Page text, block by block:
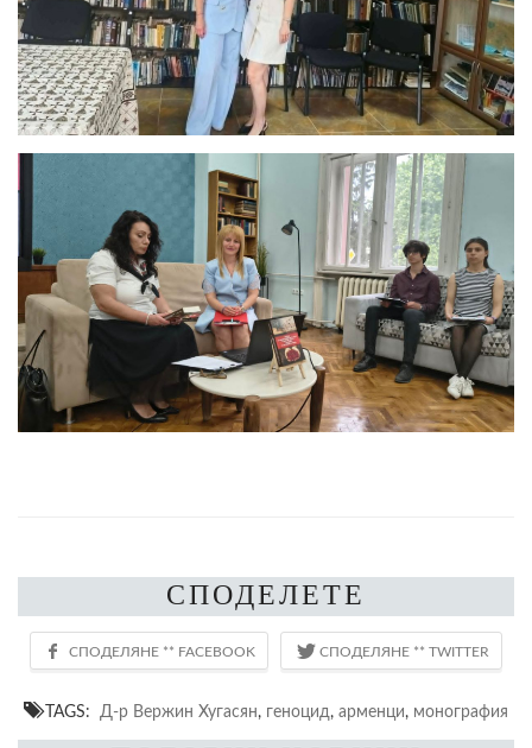
СПОДЕЛЕТЕ
TAGS: Д-р Вержин Хугасян, геноцид , арменци, монография